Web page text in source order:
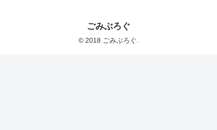
ごみぶろぐ
© 2018 ごみぶろぐ.